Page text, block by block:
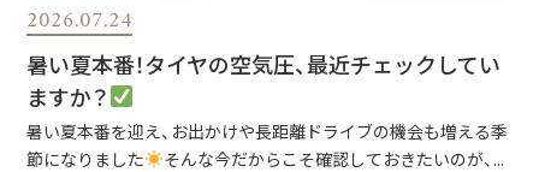
2026.07.24
暑い夏本番！タイヤの空気圧、最近チェックしてい
ますか？
暑い夏本番を迎え、お出かけや長距離ドライブの機会も増える季
節になりました
そんな今だからこそ確認しておきたいのが、...